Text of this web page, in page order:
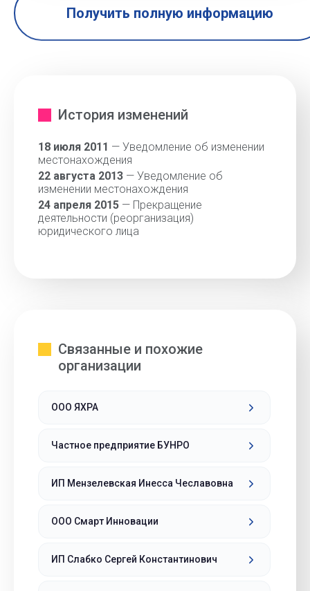
Получить полную информацию
История изменений
18 июля 2011 — Уведомление об изменении
местонахождения
22 августа 2013 — Уведомление об
изменении местонахождения
24 апреля 2015 — Прекращение
деятельности (реорганизация)
юридического лица
Связанные и похожие
организации
ООО ЯХРА
Частное предприятие БУНРО
ИП Мензелевская Инесса Чеславовна
ООО Смарт Инновации
ИП Слабко Сергей Константинович